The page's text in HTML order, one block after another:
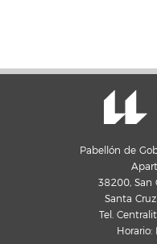
Pabellón de
38200, San
Santa
Tel.
Horario: